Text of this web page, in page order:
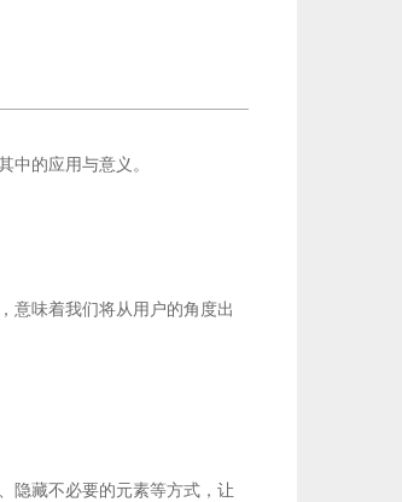
中的应用与意义。
意味着我们将从用户的角度出
隐藏不必要的元素等方式，让